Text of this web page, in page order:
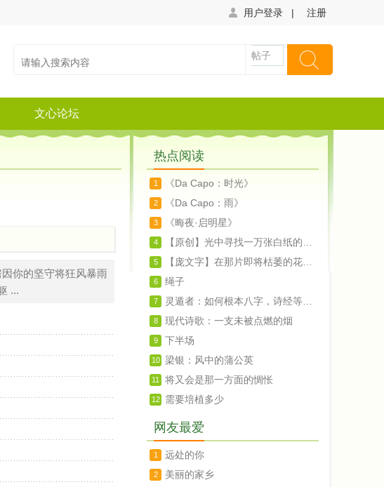
用户登录 | 注册
帖子
文心论坛
你的坚守将狂风暴雨
...
热点阅读
1 《Da Capo：时光》
2 《Da Capo：雨》
3 《晦夜·启明星》
4
5
6 绳子
7
8 现代诗歌：一支未被点燃的烟
9 下半场
10 梁银：风中的蒲公英
11 将又会是那一方面的惆怅
12 需要培植多少
网友最爱
1 远处的你
2 美丽的家乡